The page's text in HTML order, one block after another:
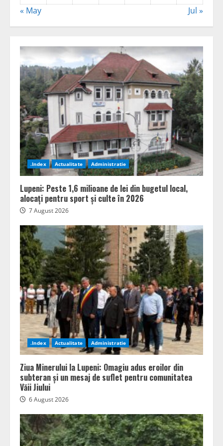
« May
Jul »
.Index Actualitate Administratie
Lupeni: Peste 1,6 milioane de lei din bugetul local,
alocați pentru sport și culte în 2026
7 August 2026
.Index Actualitate Administratie
Ziua Minerului la Lupeni: Omagiu adus eroilor din
subteran și un mesaj de suflet pentru comunitatea
Văii Jiului
6 August 2026